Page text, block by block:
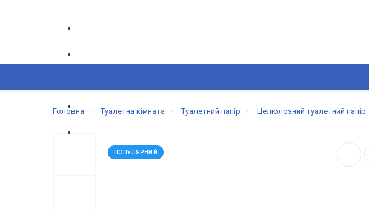
КАТАЛОГ
+380(50) 865-82-83 +380(68) 695-62-26
Головна Туалетна кімната Туалетний папір Целюлозний туалетний папір
ПОПУЛЯРНИЙ